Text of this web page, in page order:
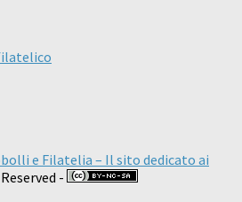
e Filatelia – Il sito dedicato ai
-